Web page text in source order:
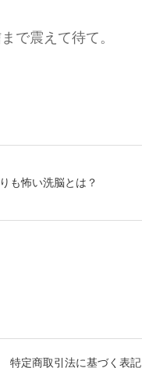
で震えて待て。
も怖い洗脳とは？
特定商取引法に基づく表記